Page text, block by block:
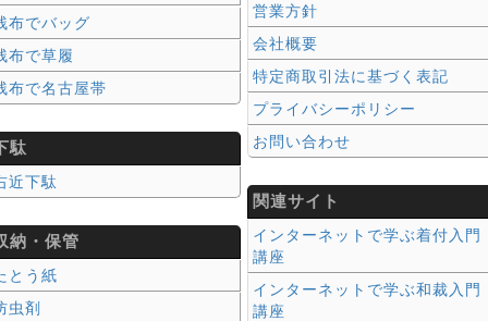
布でバッグ
布で草履
布で名古屋帯
駄
近下駄
納・保管
とう紙
虫剤
営業方針
会社概要
特定商取引法に基づく表記
プライバシーポリシー
お問い合わせ
関連サイト
インターネットで学ぶ着付入門
講座
インターネットで学ぶ和裁入門
講座